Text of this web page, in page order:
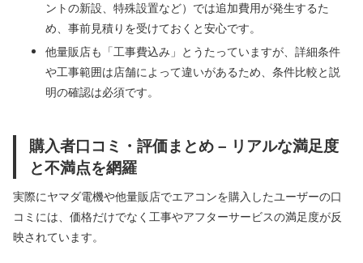
ントの新設、特殊設置など）では追加費用が発生するた
め、事前見積りを受けておくと安心です。
他量販店も「工事費込み」とうたっていますが、詳細条件
や工事範囲は店舗によって違いがあるため、条件比較と説
明の確認は必須です。
購入者口コミ・評価まとめ – リアルな満足度
と不満点を網羅
実際にヤマダ電機や他量販店でエアコンを購入したユーザーの口
コミには、価格だけでなく工事やアフターサービスの満足度が反
映されています。